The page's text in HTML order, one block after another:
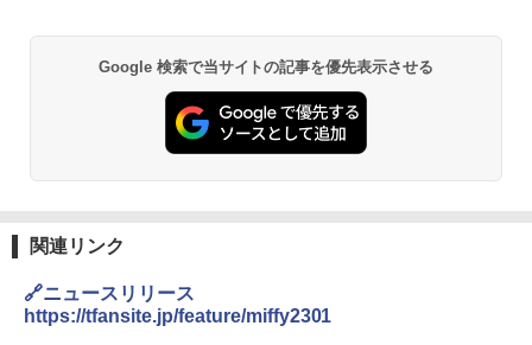
【公式】ブタメン とんこつ味 35g×15個
麺 小腹 インスタント アウトドアにも ロ
ーリングストック 大人買い おやつカン
パニー
￥1,288
シャープ 過熱水蒸気 オーブンレンジ 26
L コンベクション 2段調理 ホワイト RE-
SS26B-W
￥32,800
ーム調理 フラットテーブル トースト機
能 自動メニュー33種 簡単お手入れ ブラ
Google 検索で当サイトの記事を優先表示させる
関連リンク
🔗ニュースリリース
https://tfansite.jp/feature/miffy2301